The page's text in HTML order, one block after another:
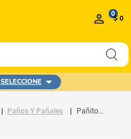
0$ 0
SELECCIONE
Paños Y Pañales Pañitos Antibacteriales Para Mascotas M-PETS